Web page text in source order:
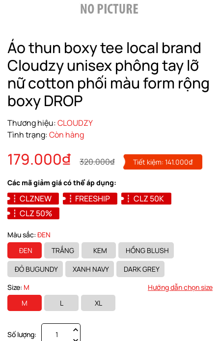
Áo thun boxy tee local brand
Cloudzy unisex phông tay lỡ
nữ cotton phối màu form rộng
boxy DROP
Thương hiệu:CLOUDZY
Tình trạng:Còn hàng
179.000₫ 320.000₫ Tiết kiệm: 141.000₫
Các mã giảm giá có thể áp dụng:
CLZNEW FREESHIP
CLZ 50K
CLZ 50%
Màu sắc: ĐEN
ĐEN
TRẮNG KEM
HỒNG BLUSH
ĐỎ BUGUNDY
XANH NAVY
DARK GREY
Size: M
Hướng dẫn chọn size
M
L XL
Số lượng: